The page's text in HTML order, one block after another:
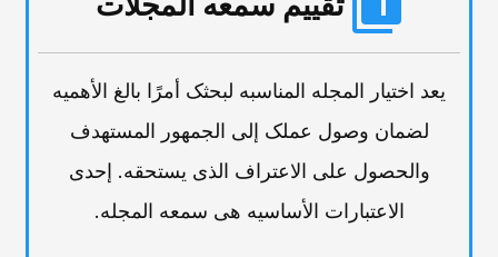
یعد اختیار المجله المناسبه لبحثک أمرًا بالغ الأهمیه
لضمان وصول عملک إلى الجمهور المستهدف
والحصول على الاعتراف الذی یستحقه. إحدى
الاعتبارات الأساسیه هی سمعه المجله.